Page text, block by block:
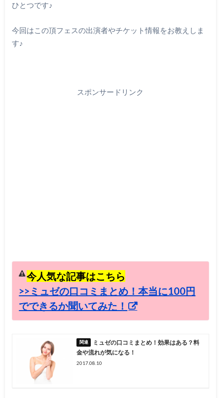
ひとつです♪
今回はこの頂フェスの出演者やチケット情報をお教えしま
す♪
スポンサードリンク
今人気な記事はこちら
>>ミュゼの口コミまとめ！本当に100円
でできるか聞いてみた！
ミュゼの口コミまとめ！効果はある？料
金や流れが気になる！
2017.08.10